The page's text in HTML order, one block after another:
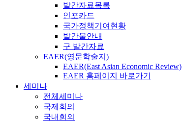
발간자료목록
인포카드
국가정책기여현황
발간물안내
구 발간자료
EAER(영문학술지)
EAER(East Asian Economic Review)
EAER 홈페이지 바로가기
세미나
전체세미나
국제회의
국내회의